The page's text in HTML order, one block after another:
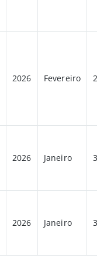
2026 Fevereiro
2026 Janeiro
2026 Janeiro